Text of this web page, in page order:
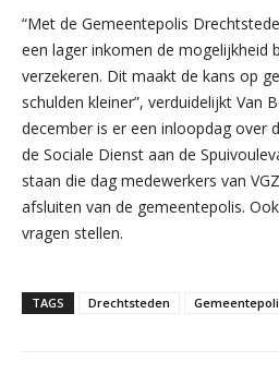
“Met de Gemeentepolis
een lager inkomen de mogelijkheid
verzekeren. Dit maakt de kans op
schulden kleiner”, verduidelijkt Van
december is er een inloopdag over
de Sociale Dienst aan de
staan die dag medewerkers van
afsluiten van de gemeentepolis.
vragen stellen.
TAGS Drechtsteden